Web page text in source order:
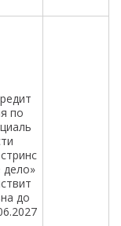
по
дело»
до